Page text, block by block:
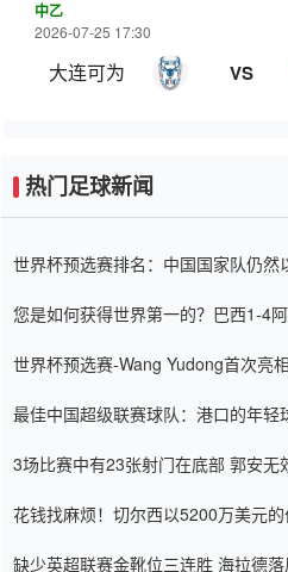
中乙
2026-07-25 17:30
大连可为 VS
热门足球新闻
世界杯预选赛排名：中国国家队仍然
您是如何获得世界第一的？巴西1-4
世界杯预选赛-Wang Yudong首次亮
最佳中国超级联赛球队：港口的年轻
3场比赛中有23张射门在底部 郭安无
花钱找麻烦！切尔西以5200万美元
缺少英超联赛金靴位三连胜 海拉德